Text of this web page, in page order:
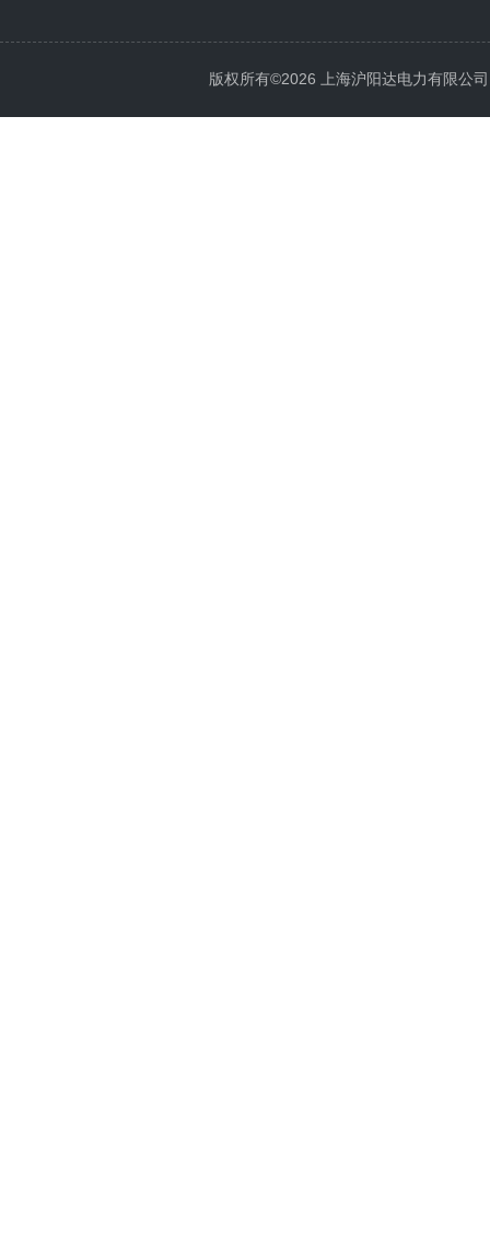
版权所有©2026 上海沪阳达电力有限公